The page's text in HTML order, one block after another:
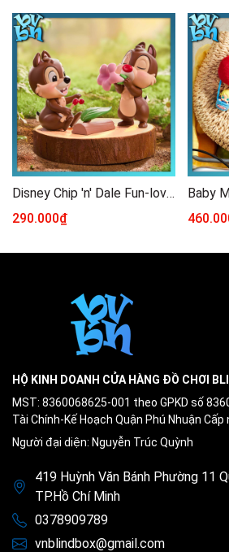
Disney Chip 'n' Dale Fun-loving Brothers Series Figure
290.000₫
HỘ KINH DOANH CỬA HÀNG ĐỒ CHƠI
MST: 8360068625-001 theo GPKD số
Tài Chính-Kế Hoạch Quận Phú Nhuận
Người đại diện: Nguyễn Trúc Quỳnh
419 Huỳnh Văn Bánh Phường 11
TP.Hồ Chí Minh
0378909789
vnblindbox@gmail.com